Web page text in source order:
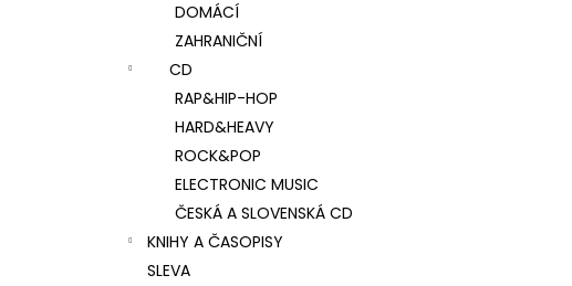
DOMÁCÍ
ZAHRANIČNÍ
CD
RAP&HIP-HOP
HARD&HEAVY
ROCK&POP
ELECTRONIC MUSIC
ČESKÁ A SLOVENSKÁ CD
KNIHY A ČASOPISY
SLEVA